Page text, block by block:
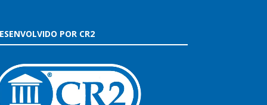
POR CR2